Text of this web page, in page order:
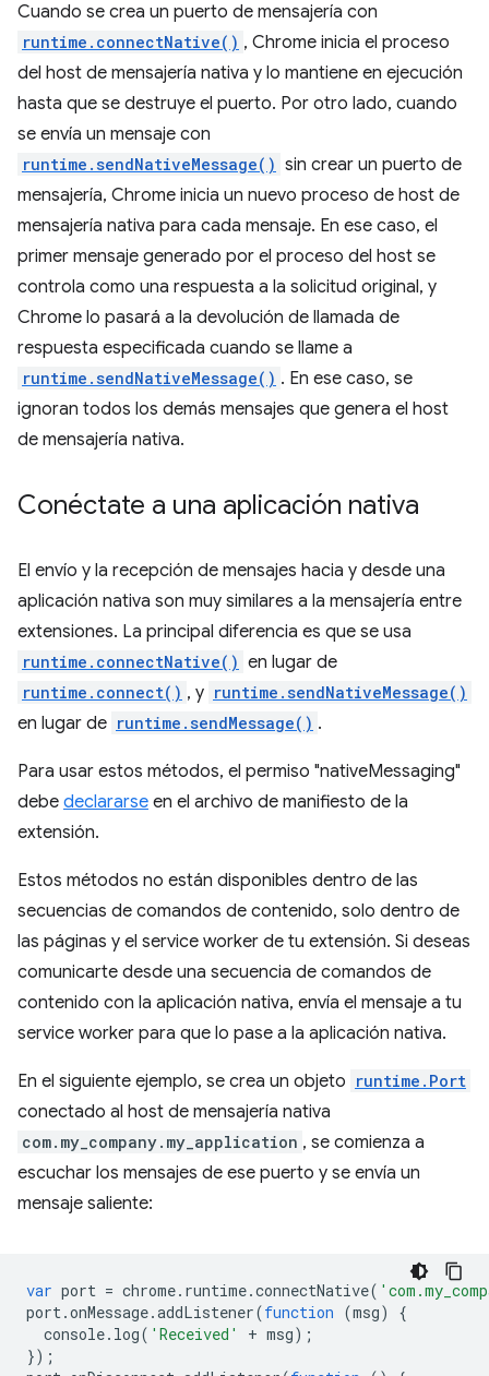
Cuando se crea un puerto de mensajería con
runtime.connectNative() , Chrome inicia el proceso
del host de mensajería nativa y lo mantiene en ejecución
hasta que se destruye el puerto. Por otro lado, cuando
se envía un mensaje con
runtime.sendNativeMessage() sin crear un puerto de
mensajería, Chrome inicia un nuevo proceso de host de
mensajería nativa para cada mensaje. En ese caso, el
primer mensaje generado por el proceso del host se
controla como una respuesta a la solicitud original, y
Chrome lo pasará a la devolución de llamada de
respuesta especificada cuando se llame a
runtime.sendNativeMessage() . En ese caso, se
ignoran todos los demás mensajes que genera el host
de mensajería nativa.
Conéctate a una aplicación nativa
El envío y la recepción de mensajes hacia y desde una
aplicación nativa son muy similares a la mensajería entre
extensiones. La principal diferencia es que se usa
runtime.connectNative() en lugar de
runtime.connect() , y runtime.sendNativeMessage()
en lugar de runtime.sendMessage() .
Para usar estos métodos, el permiso "nativeMessaging"
debe declararse en el archivo de manifiesto de la
extensión.
Estos métodos no están disponibles dentro de las
secuencias de comandos de contenido, solo dentro de
las páginas y el service worker de tu extensión. Si deseas
comunicarte desde una secuencia de comandos de
contenido con la aplicación nativa, envía el mensaje a tu
service worker para que lo pase a la aplicación nativa.
En el siguiente ejemplo, se crea un objeto runtime.Port
conectado al host de mensajería nativa
com.my_company.my_application , se comienza a
escuchar los mensajes de ese puerto y se envía un
mensaje saliente:
var port = chrome. runtime.connectNative(
port.onMessage.addListener(function (msg)
{
console. log( 'Received' + msg);
});